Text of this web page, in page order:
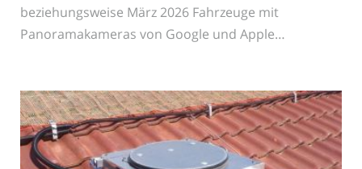
beziehungsweise März 2026 Fahrzeuge mit
Panoramakameras von Google und Apple…